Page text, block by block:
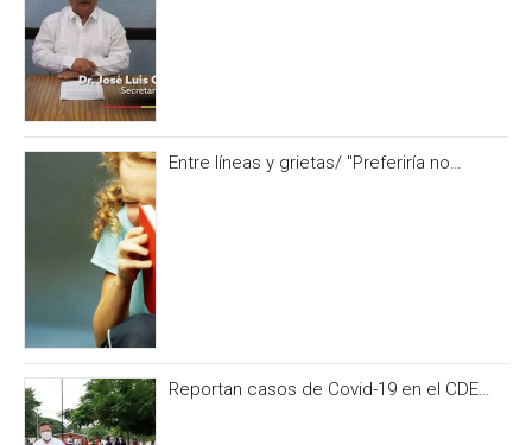
Entre líneas y grietas/ "Preferiría no
Reportan casos de Covid-19 en el CDE